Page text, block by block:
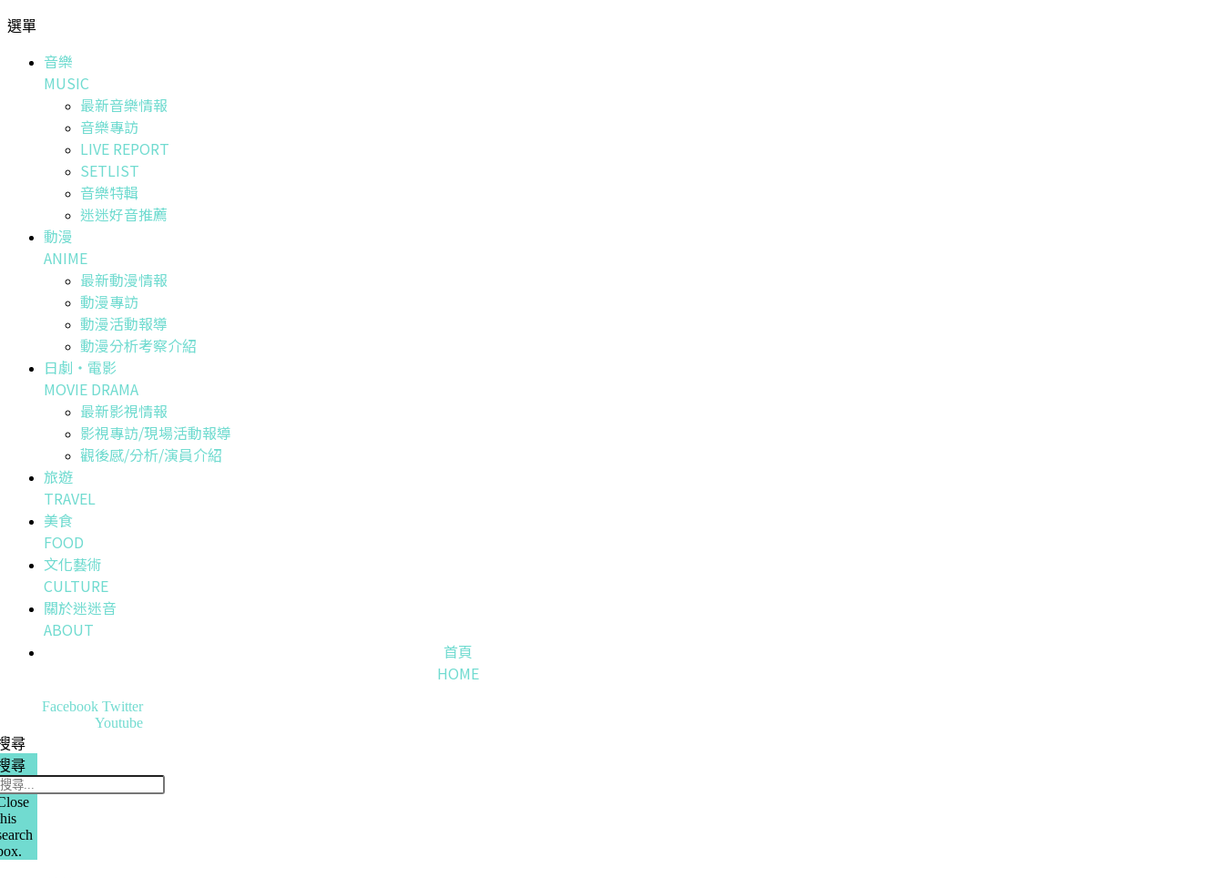
選單
音樂
MUSIC
最新音樂情報
音樂專訪
LIVE REPORT
SETLIST
音樂特輯
迷迷好音推薦
動漫
ANIME
最新動漫情報
動漫專訪
動漫活動報導
動漫分析考察介紹
日劇・電影
MOVIE DRAMA
最新影視情報
影視專訪/現場活動報導
觀後感/分析/演員介紹
旅遊
TRAVEL
美食
FOOD
文化藝術
CULTURE
關於迷迷音
ABOUT
首頁
HOME
Facebook Twitter
Youtube
尋
尋